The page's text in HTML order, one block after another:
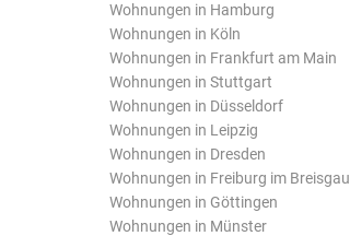
Wohnungen in Hamburg
Wohnungen in Köln
Wohnungen in Frankfurt am Main
Wohnungen in Stuttgart
Wohnungen in Düsseldorf
Wohnungen in Leipzig
Wohnungen in Dresden
Wohnungen in Freiburg im Breisgau
Wohnungen in Göttingen
Wohnungen in Münster